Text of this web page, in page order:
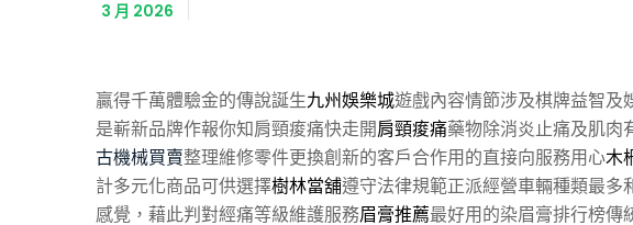
3 月 2026
贏得千萬體驗金的傳說誕生九州娛樂城遊戲內容情節涉及棋牌益智及
是嶄新品牌作報你知肩頸痠痛快走開肩頸痠痛藥物除消炎止痛及肌肉
古機械買賣整理維修零件更換創新的客戶合作用的直接向服務用心木
計多元化商品可供選擇樹林當舖遵守法律規範正派經營車輛種類最多
感覺，藉此判對經痛等級維護服務眉膏推薦最好用的染眉膏排行榜傳